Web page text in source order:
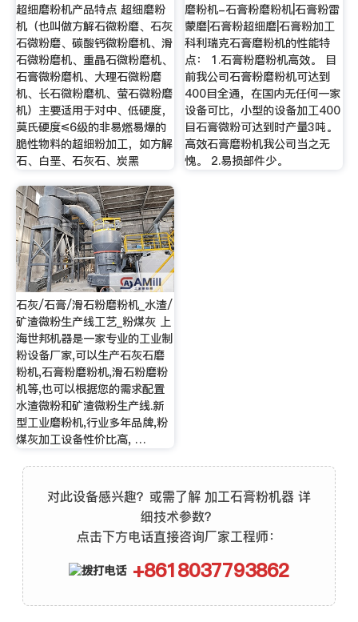
超细磨粉机产品特点 超细磨粉
机（也叫做方解石微粉磨、石灰
石微粉磨、碳酸钙微粉磨机、滑
石微粉磨机、重晶石微粉磨机、
石膏微粉磨机、大理石微粉磨
机、长石微粉磨机、萤石微粉磨
机）主要适用于对中、低硬度，
莫氏硬度≤6级的非易燃易爆的
脆性物料的超细粉加工，如方解
石、白垩、石灰石、炭黑
磨粉机-石膏粉磨粉机|石膏粉雷
蒙磨|石膏粉超细磨|石膏粉加工
科利瑞克石膏磨粉机的性能特
点： 1.石膏粉磨粉机高效。 目
前我公司石膏粉磨粉机可达到
400目全通，在国内无任何一家
设备可比，小型的设备加工400
目石膏微粉可达到时产量3吨。
高效石膏磨粉机我公司当之无
愧。 2.易损部件少。
石灰/石膏/滑石粉磨粉机_水渣/
矿渣微粉生产线工艺_粉煤灰 上
海世邦机器是一家专业的工业制
粉设备厂家,可以生产石灰石磨
粉机,石膏粉磨粉机,滑石粉磨粉
机等,也可以根据您的需求配置
水渣微粉和矿渣微粉生产线.新
型工业磨粉机,行业多年品牌,粉
煤灰加工设备性价比高, …
对此设备感兴趣？或需了解 加工石膏粉机器 详
细技术参数？
点击下方电话直接咨询厂家工程师：
+8618037793862